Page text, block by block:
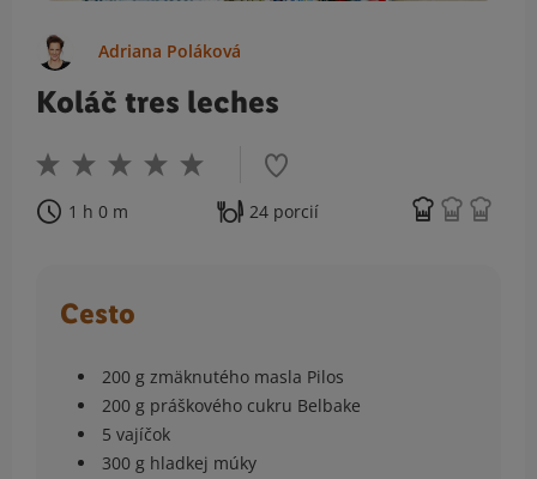
Adriana Poláková
Koláč tres leches
1 h 0 m 24 porcií
Cesto
200 g zmäknutého masla Pilos
200 g práškového cukru Belbake
5 vajíčok
300 g hladkej múky